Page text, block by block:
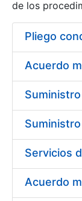
Show/Hide
de los